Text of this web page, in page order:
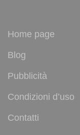
Home page
Blog
Pubblicità
Condizioni d’uso
Contatti